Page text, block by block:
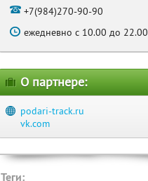
+7(984)270-90-90
ежедневно с 10.00 до 22.00
О партнере:
podari-track.ru
vk.com
Теги: